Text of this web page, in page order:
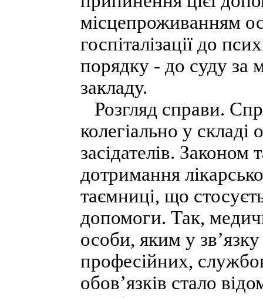
місцепроживанням
госпіталізації до
порядку - до суду за
закладу.
Розгляд справи.
колегіально у
засідателів. Законом
дотримання
таємниці, що
допомоги. Так,
особи, яким у
професійних,
обов’язків стало